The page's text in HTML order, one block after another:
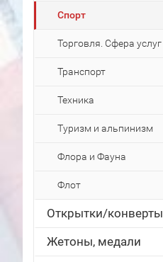
Спорт
Торговля. Сфера услуг
Транспорт
Техника
Туризм и альпинизм
Флора и Фауна
Флот
Открытки/конверты
Жетоны, медали